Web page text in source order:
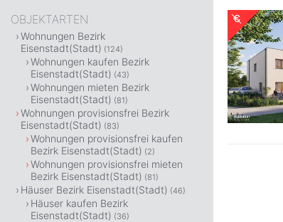
OBJEKTARTEN
Wohnungen Bezirk
Eisenstadt(Stadt) (124)
Wohnungen kaufen Bezirk
Eisenstadt(Stadt) (43)
Wohnungen mieten Bezirk
Eisenstadt(Stadt) (81)
Wohnungen provisionsfrei Bezirk
Eisenstadt(Stadt) (83)
Wohnungen provisionsfrei kaufen
Bezirk Eisenstadt(Stadt) (2)
Wohnungen provisionsfrei mieten
Bezirk Eisenstadt(Stadt) (81)
Häuser Bezirk Eisenstadt(Stadt) (46)
Häuser kaufen Bezirk
Eisenstadt(Stadt) (36)